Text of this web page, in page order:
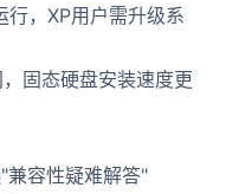
行，XP用户需升级系
固态硬盘安装速度更
兼容性疑难解答"